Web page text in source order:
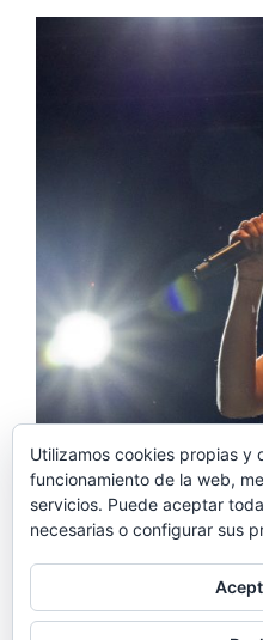
Hoy es el Día mundial de la
recordamos que además de
músicos, Portugal cuenta con
Aquí os proponemos una
mejores voces de Portugal y
primera…
Noemí Sánchez
16/
Utilizamos cookies propias y
funcionamiento de la web,
servicios. Puede aceptar
necesarias o configurar sus